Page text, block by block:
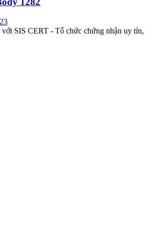
với SIS CERT - Tổ chức chứng nhận uy tín,